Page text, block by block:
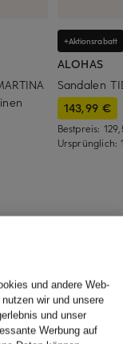
+Aktionsrabatt
ALOHAS
Sandalen
143,99 €
Bestpreis:
Ursprünglich:
und andere Web-
wir und unsere
und unser
Werbung auf